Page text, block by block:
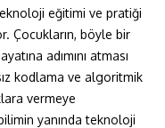
eğitimi ve pratiği
Çocukların, böyle bir
adımını atması
kodlama ve algoritmik
vermeye
yanında teknoloji